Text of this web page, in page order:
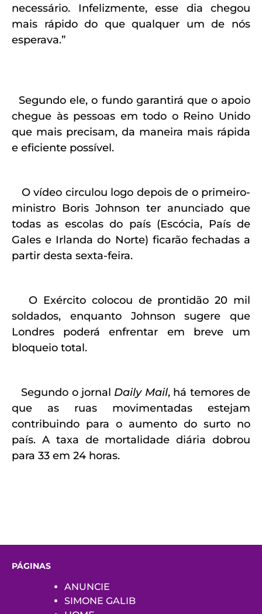
necessário. Infelizmente, esse dia chegou
mais rápido do que qualquer um de nós
esperava.”
Segundo ele, o fundo garantirá que o apoio
chegue às pessoas em todo o Reino Unido
que mais precisam, da maneira mais rápida
e eficiente possível.
O vídeo circulou logo depois de o primeiro-
ministro Boris Johnson ter anunciado que
todas as escolas do país (Escócia, País de
Gales e Irlanda do Norte) ficarão fechadas a
partir desta sexta-feira.
O Exército colocou de prontidão 20 mil
soldados, enquanto Johnson sugere que
Londres poderá enfrentar em breve um
bloqueio total.
Segundo o jornal Daily Mail, há temores de
que as ruas movimentadas estejam
contribuindo para o aumento do surto no
país. A taxa de mortalidade diária dobrou
para 33 em 24 horas.
PÁGINAS
ANUNCIE
SIMONE GALIB